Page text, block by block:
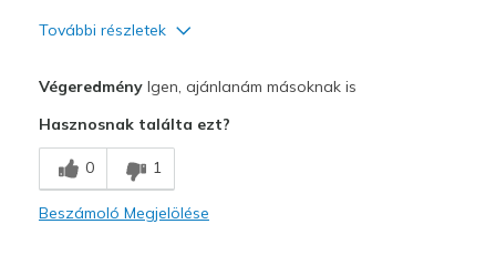
További részletek
Breathe Well
Comfortable
VégeredményIgen, ajánlanám másoknak is
Hasznosnak találta ezt?
0 1
Beszámoló Megjelölése